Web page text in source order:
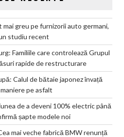
greu pe furnizorii auto germani,
studiu recent
Familiile care controlează Grupul
rapide de restructurare
Calul de bătaie japonez învață
pe asfalt
de a deveni 100% electric până
șapte modele noi
mai veche fabrică BMW renunță